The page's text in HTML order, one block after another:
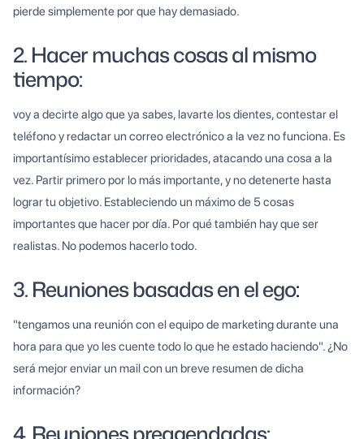
pierde simplemente por que hay demasiado.
2. Hacer muchas cosas al mismo
tiempo:
voy a decirte algo que ya sabes, lavarte los dientes, contestar el
teléfono y redactar un correo electrónico a la vez no funciona. Es
importantísimo establecer prioridades, atacando una cosa a la
vez. Partir primero por lo más importante, y no detenerte hasta
lograr tu objetivo. Estableciendo un máximo de 5 cosas
importantes que hacer por día. Por qué también hay que ser
realistas. No podemos hacerlo todo.
3. Reuniones basadas en el ego:
"tengamos una reunión con el equipo de marketing durante una
hora para que yo les cuente todo lo que he estado haciendo". ¿No
será mejor enviar un mail con un breve resumen de dicha
información?